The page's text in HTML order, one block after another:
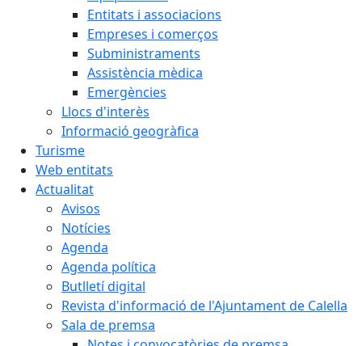
Entitats i associacions
Empreses i comerços
Subministraments
Assistència mèdica
Emergències
Llocs d'interès
Informació geogràfica
Turisme
Web entitats
Actualitat
Avisos
Notícies
Agenda
Agenda política
Butlletí digital
Revista d'informació de l'Ajuntament de Calella
Sala de premsa